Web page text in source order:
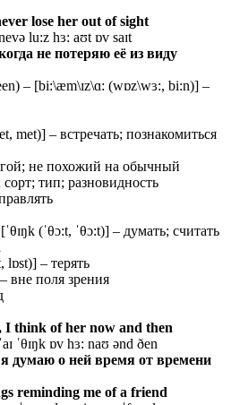
lose her out of sight
lu:z hɜ: aʊt ɒv saɪt
не потеряю её из виду
– [bi:\æm\ɪz\ɑ: (wɒz\wɜ:, bi:n)] –
met)] – встречать; познакомиться
не похожий на обычный
тип; разновидность
(ˈθɔ:t, ˈθɔ:t)] – думать; считать
lɒst)] – терять
вне поля зрения
I think of her now and then
ˈθɪŋk ɒv hɜ: naʊ ənd ðen
о ней время от времени
reminding me of a friend